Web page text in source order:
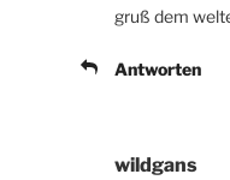
gruß dem
Antworten
wildgans